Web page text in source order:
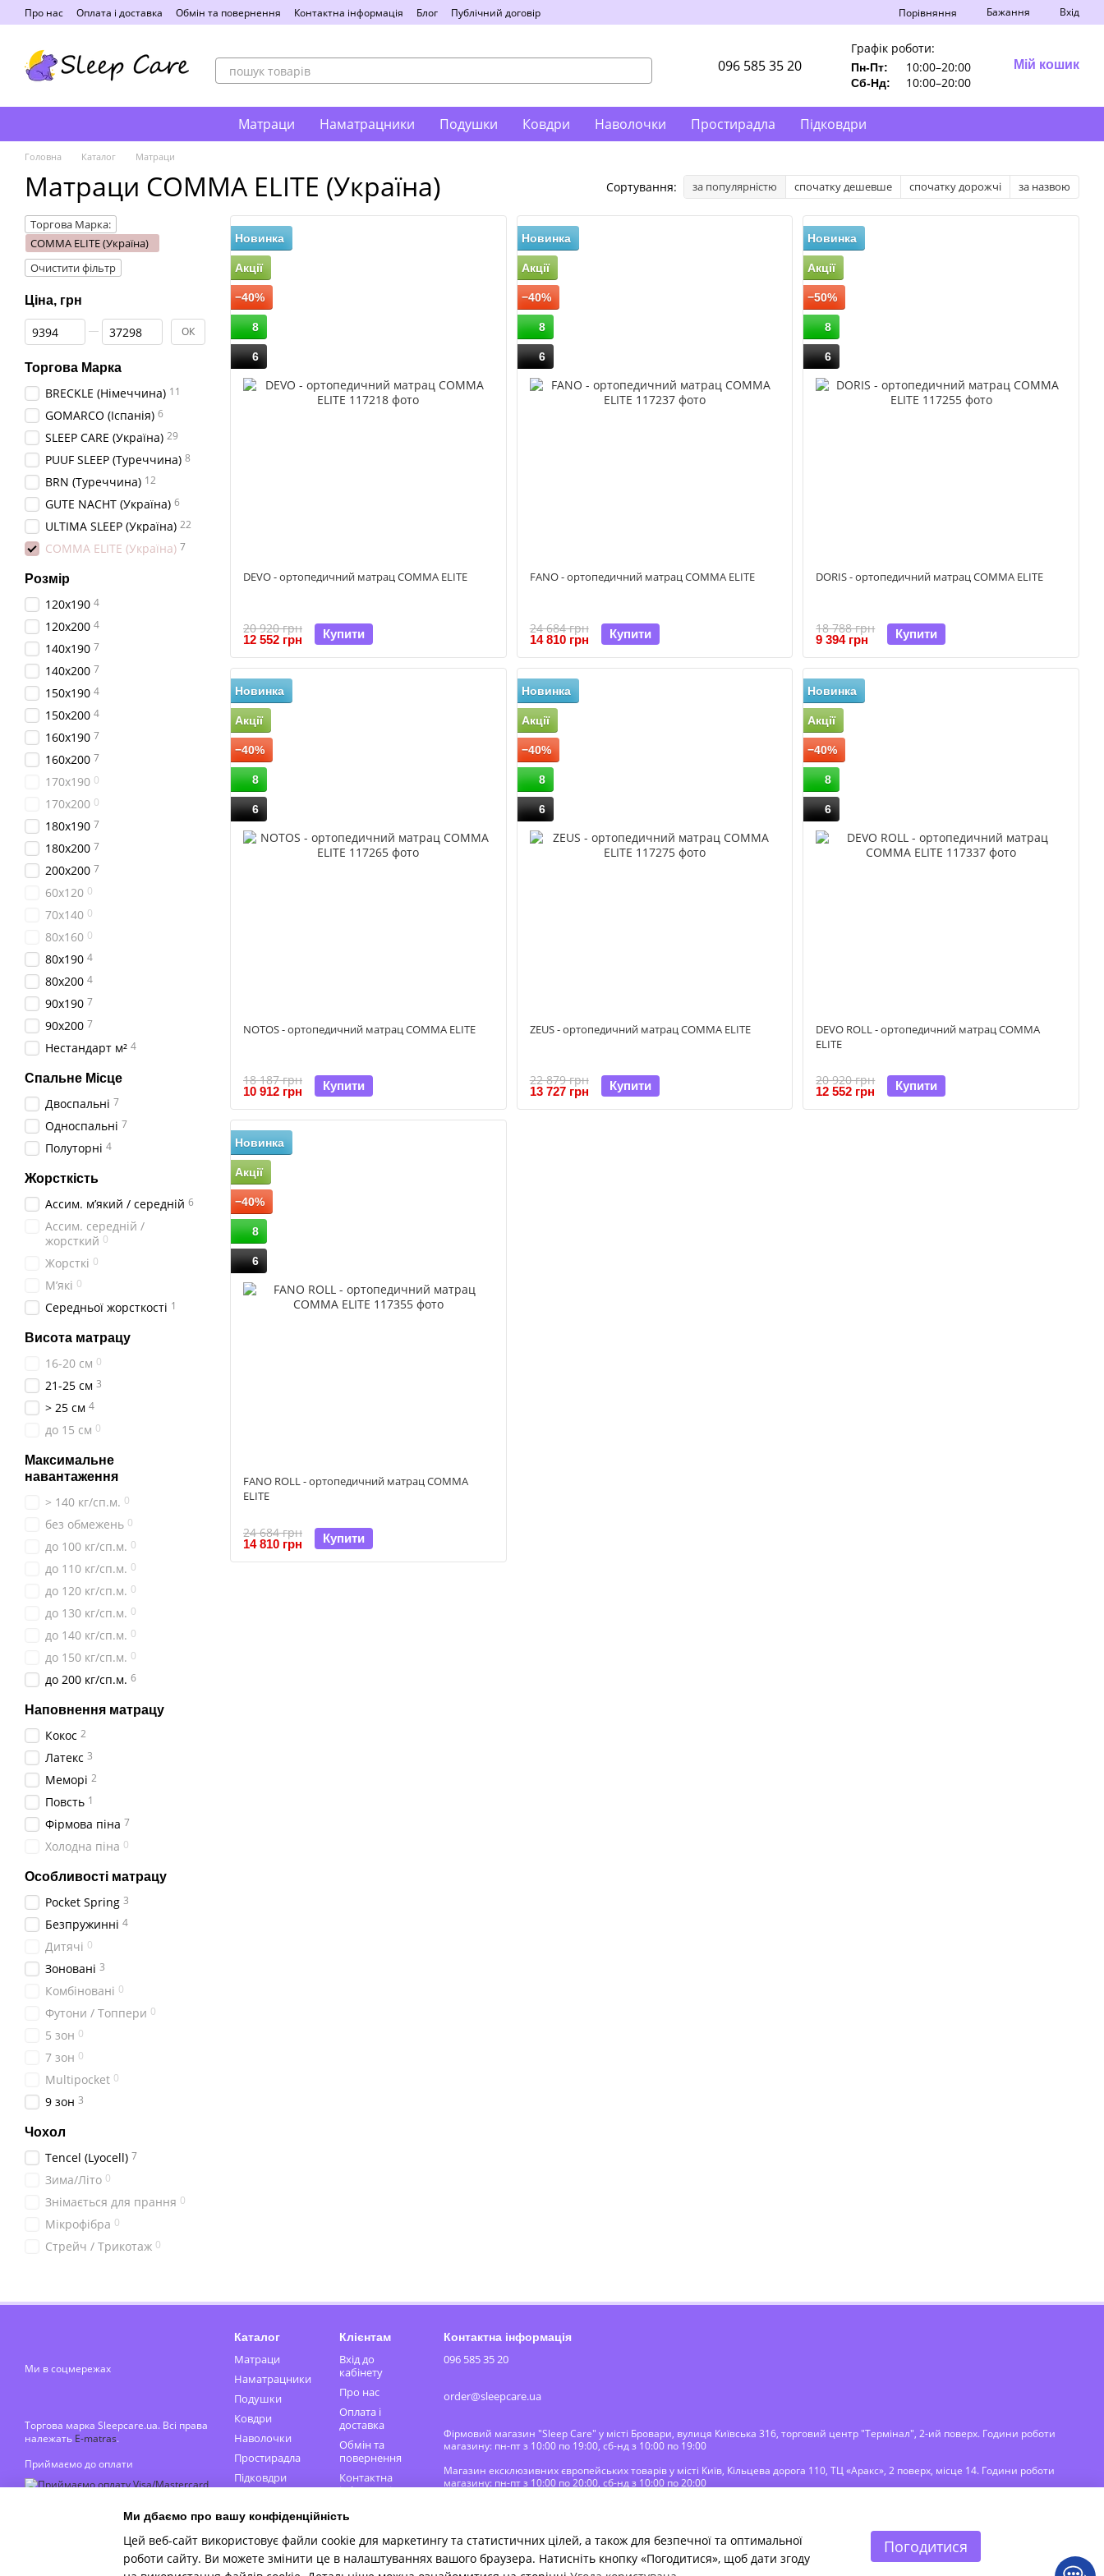
Перейти до основного контенту
Про нас Оплата і доставка Обмін та повернення Контактна інформація Блог Публічний договір Порівняння Бажання Вхід
096 585 35 20
Графік роботи:
Пн-Пт: 10:00–20:00
Сб-Нд: 10:00–20:00
Мій кошик
Матраци Наматрацники Подушки Ковдри Наволочки Простирадла Підковдри
Головна Каталог Матраци
Матраци COMMA ELITE (Україна) Сортування: за популярністю спочатку дешевше спочатку дорожчі за назвою
Новинка
Акції
−40%
8
6
DEVO - ортопедичний матрац COMMA ELITE
20 920 грн
12 552 грн Купити
Новинка
Акції
−40%
8
6
FANO - ортопедичний матрац COMMA ELITE
24 684 грн
14 810 грн Купити
Новинка
Акції
−50%
8
6
DORIS - ортопедичний матрац COMMA ELITE
18 788 грн
9 394 грн Купити
Новинка
Акції
−40%
8
6
NOTOS - ортопедичний матрац COMMA ELITE
18 187 грн
10 912 грн Купити
Новинка
Акції
−40%
8
6
ZEUS - ортопедичний матрац COMMA ELITE
22 879 грн
13 727 грн Купити
Новинка
Акції
−40%
8
6
DEVO ROLL - ортопедичний матрац COMMA
ELITE
20 920 грн
12 552 грн Купити
Новинка
Акції
−40%
8
6
FANO ROLL - ортопедичний матрац COMMA
ELITE
24 684 грн
14 810 грн Купити
Торгова Марка:
COMMA ELITE (Україна)
Очистити фільтр
Ціна, грн
Від Ціна, грн
До Ціна, грн ОК
Торгова Марка
BRECKLE (Німеччина) 11
GOMARCO (Іспанія) 6
SLEEP CARE (Україна) 29
PUUF SLEEP (Туреччина) 8
BRN (Туреччина) 12
GUTE NACHT (Україна) 6
ULTIMA SLEEP (Україна) 22
COMMA ELITE (Україна) 7
Розмір
120x190 4
120x200 4
140x190 7
140x200 7
150x190 4
150x200 4
160x190 7
160x200 7
170x190 0
170x200 0
180x190 7
180x200 7
200x200 7
60x120 0
70x140 0
80x160 0
80x190 4
80x200 4
90x190 7
90x200 7
Нестандарт м² 4
Спальне Місце
Двоспальні 7
Односпальні 7
Полуторні 4
Жорсткість
Ассим. мʼякий / середній 6
Ассим. середній /
жорсткий 0
Жорсткі 0
Мʼякі 0
Середньої жорсткості 1
Висота матрацу
16-20 см 0
21-25 см 3
> 25 см 4
до 15 см 0
Максимальне
навантаження
> 140 кг/сп.м. 0
без обмежень 0
до 100 кг/сп.м. 0
до 110 кг/сп.м. 0
до 120 кг/сп.м. 0
до 130 кг/сп.м. 0
до 140 кг/сп.м. 0
до 150 кг/сп.м. 0
до 200 кг/сп.м. 6
Наповнення матрацу
Кокос 2
Латекс 3
Меморі 2
Повсть 1
Фірмова піна 7
Холодна піна 0
Особливості матрацу
Pocket Spring 3
Безпружинні 4
Дитячі 0
Зоновані 3
Комбінованi 0
Футони / Топпери 0
5 зон 0
7 зон 0
Multipocket 0
9 зон 3
Чохол
Tencel (Lyocell) 7
Зима/Літо 0
Знімається для прання 0
Мікрофібра 0
Стрейч / Трикотаж 0
Ми в соцмережах
Торгова марка Sleepcare.ua. Всі права
належать E-matras.
Приймаємо до оплати
Каталог
Матраци
Наматрацники
Подушки
Ковдри
Наволочки
Простирадла
Підковдри
Клієнтам
Вхід до
кабінету
Про нас
Оплата і
доставка
Обмін та
повернення
Контактна
інформація
договір
Контактна інформація
096 585 35 20
order@sleepcare.ua
Фірмовий магазин "Sleep Care" у місті Бровари, вулиця Київська 316, торговий центр "Термінал", 2-ий поверх. Години роботи
магазину: пн-пт з 10:00 по 19:00, сб-нд з 10:00 по 19:00
Магазин ексклюзивних європейських товарів у місті Київ, Кільцева дорога 110, ТЦ «Аракс», 2 поверх, місце 14. Години роботи
магазину: пн-пт з 10:00 по 20:00, сб-нд з 10:00 по 20:00
Ми дбаємо про вашу конфіденційність
Цей веб-сайт використовує файли cookie для маркетингу та статистичних цілей, а також для безпечної та оптимальної
роботи сайту. Ви можете змінити це в налаштуваннях вашого браузера. Натисніть кнопку «Погодитися», щоб дати згоду
Погодитися